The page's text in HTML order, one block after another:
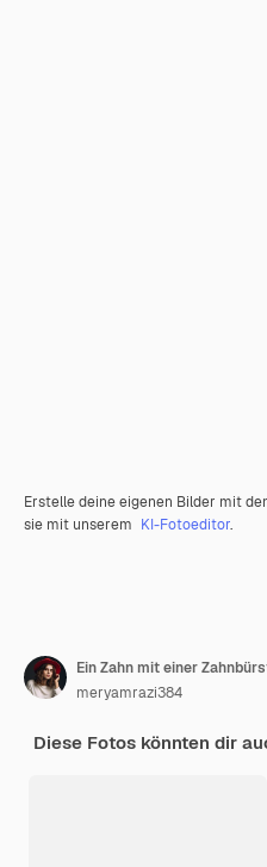
Erstelle deine eigenen Bilder mit
sie mit unserem KI-Fotoeditor.
Ein Zahn mit einer
meryamrazi384
Diese Fotos könnten dir